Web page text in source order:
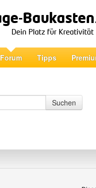
Forum Tipps
Suchen